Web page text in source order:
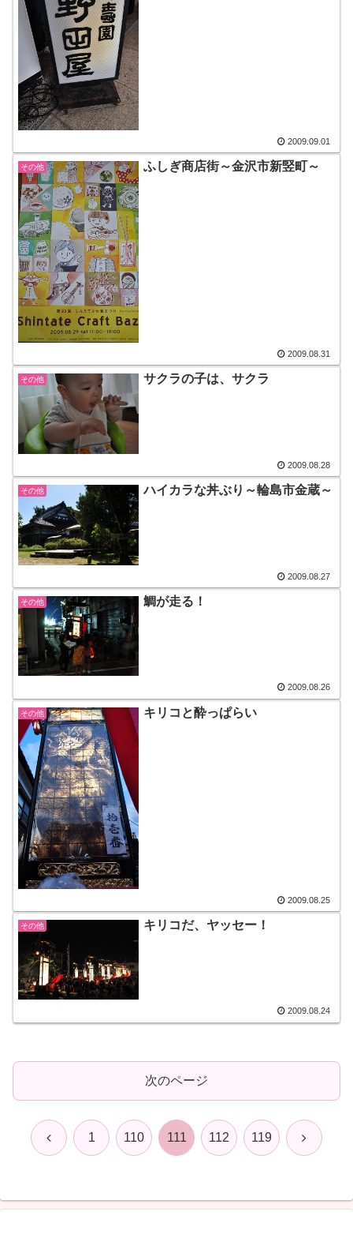
2009.09.01
その他 ふしぎ商店街～金沢市新竪町～
2009.08.31
その他 サクラの子は、サクラ
2009.08.28
その他 ハイカラな丼ぶり～輪島市金蔵～
2009.08.27
その他 鯛が走る！
2009.08.26
その他 キリコと酔っぱらい
2009.08.25
その他 キリコだ、ヤッセー！
2009.08.24
次のページ
前 1 110 111 112 119 次